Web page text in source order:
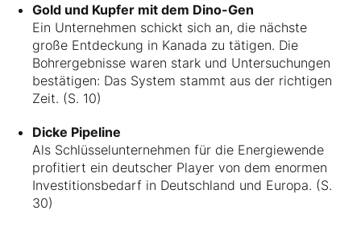
Gold und Kupfer mit dem Dino-Gen
Ein Unternehmen schickt sich an, die nächste
große Entdeckung in Kanada zu tätigen. Die
Bohrergebnisse waren stark und Untersuchungen
bestätigen: Das System stammt aus der richtigen
Zeit. (S. 10)
Dicke Pipeline
Als Schlüsselunternehmen für die Energiewende
profitiert ein deutscher Player von dem enormen
Investitionsbedarf in Deutschland und Europa. (S.
30)